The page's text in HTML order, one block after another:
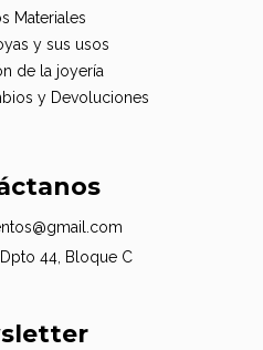
Materiales
y sus usos
de la joyería
y Devoluciones
44, Bloque C